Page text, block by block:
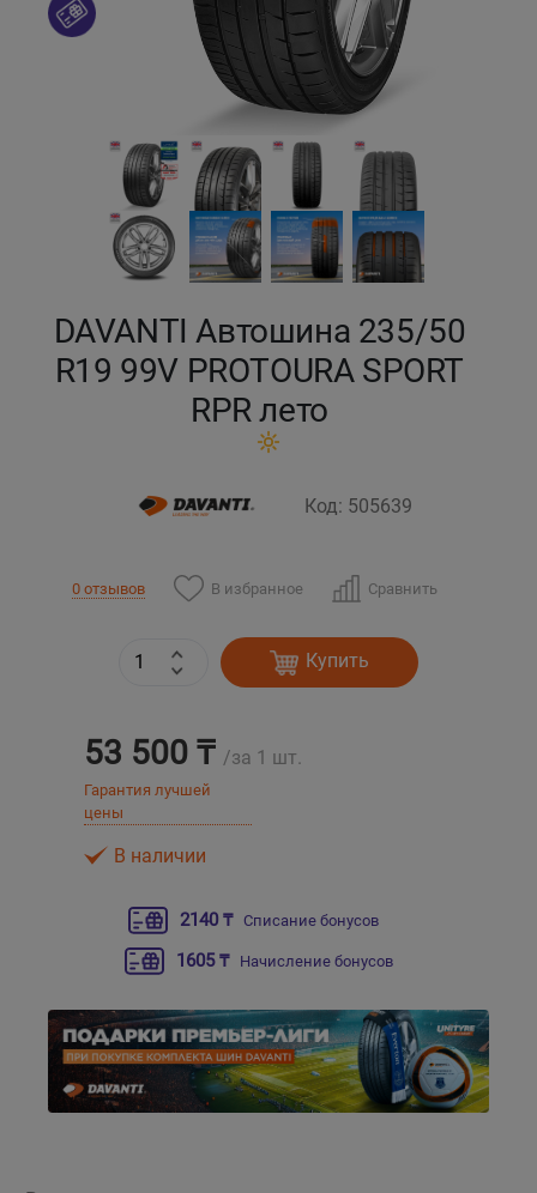
DAVANTI Автошина 235/50
R19 99V PROTOURA SPORT
RPR лето
Код: 505639
0 отзывов В избранное Сравнить
Купить
53 500 ₸ /за 1 шт.
Гарантия лучшей
цены
В наличии
2140 ₸ Списание бонусов
1605 ₸ Начисление бонусов
Кокшетау
Кызылорда
Павлодар
Петропавловск
Семей
Уральск
Усть-Каменогорск